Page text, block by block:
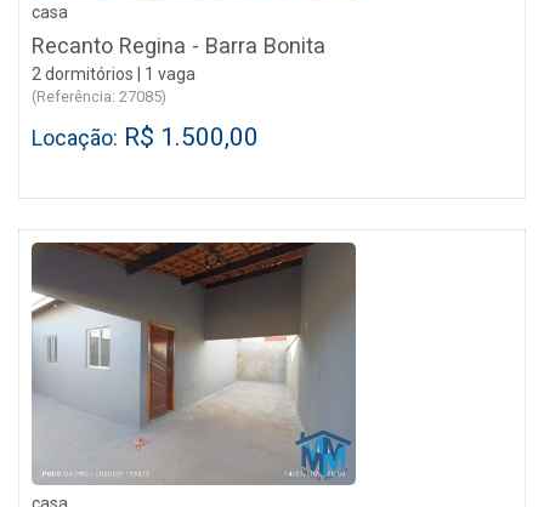
casa
Recanto Regina - Barra Bonita
2 dormitórios | 1 vaga
(Referência: 27085)
Locação: R$ 1.500,00
casa